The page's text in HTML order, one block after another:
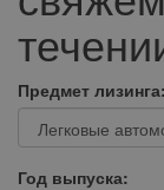
Предмет лизинга:
Год выпуска: